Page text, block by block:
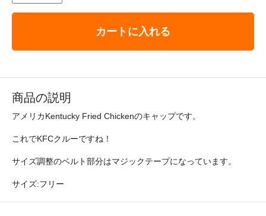
カートに入れる
商品の説明
アメリカKentucky Fried Chickenのキャップです。
これでKFCクルーですね！
サイズ調整のベルト部分はマジックテープになっています。
サイズ:フリー